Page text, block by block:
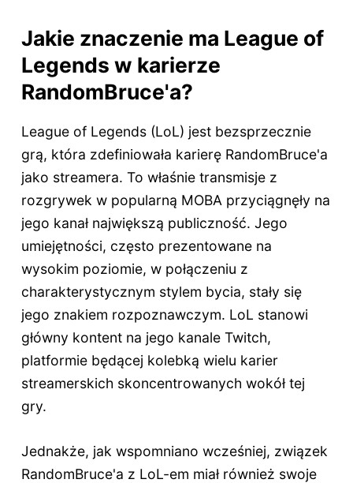
Jakie znaczenie ma League of
Legends w karierze
RandomBruce'a?
League of Legends (LoL) jest bezsprzecznie
grą, która zdefiniowała karierę RandomBruce'a
jako streamera. To właśnie transmisje z
rozgrywek w popularną MOBA przyciągnęły na
jego kanał największą publiczność. Jego
umiejętności, często prezentowane na
wysokim poziomie, w połączeniu z
charakterystycznym stylem bycia, stały się
jego znakiem rozpoznawczym. LoL stanowi
główny kontent na jego kanale Twitch,
platformie będącej kolebką wielu karier
streamerskich skoncentrowanych wokół tej
gry.
Jednakże, jak wspomniano wcześniej, związek
RandomBruce'a z LoL-em miał również swoje